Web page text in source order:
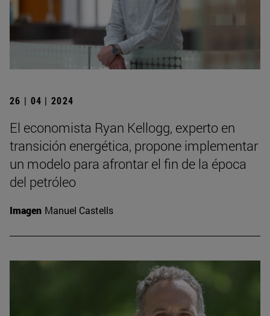
26 | 04 | 2024
El economista Ryan Kellogg, experto en
transición energética, propone implementar
un modelo para afrontar el fin de la época
del petróleo
Imagen Manuel Castells